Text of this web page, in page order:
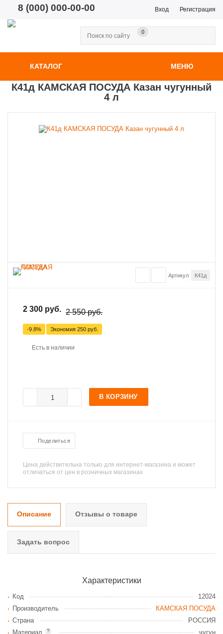
8 (000) 000-00-00 Вход Регистрация
КАТАЛОГ МЕНЮ
0
К41д КАМСКАЯ ПОСУДА Казан чугунный
4 л
Артикул К41д
2 300 руб. 2 550 руб.
-9.8% Экономия 250 руб.
Есть в наличии
В КОРЗИНУ
Поделиться
Цена действительна только для интернет-магазина и может
отличаться от цен в розничных магазинах
Описание Отзывы о товаре
Задать вопрос
Характеристики
Код
12024
Производитель
КАМСКАЯ ПОСУДА
Страна
РОССИЯ
?
Материал
чугун